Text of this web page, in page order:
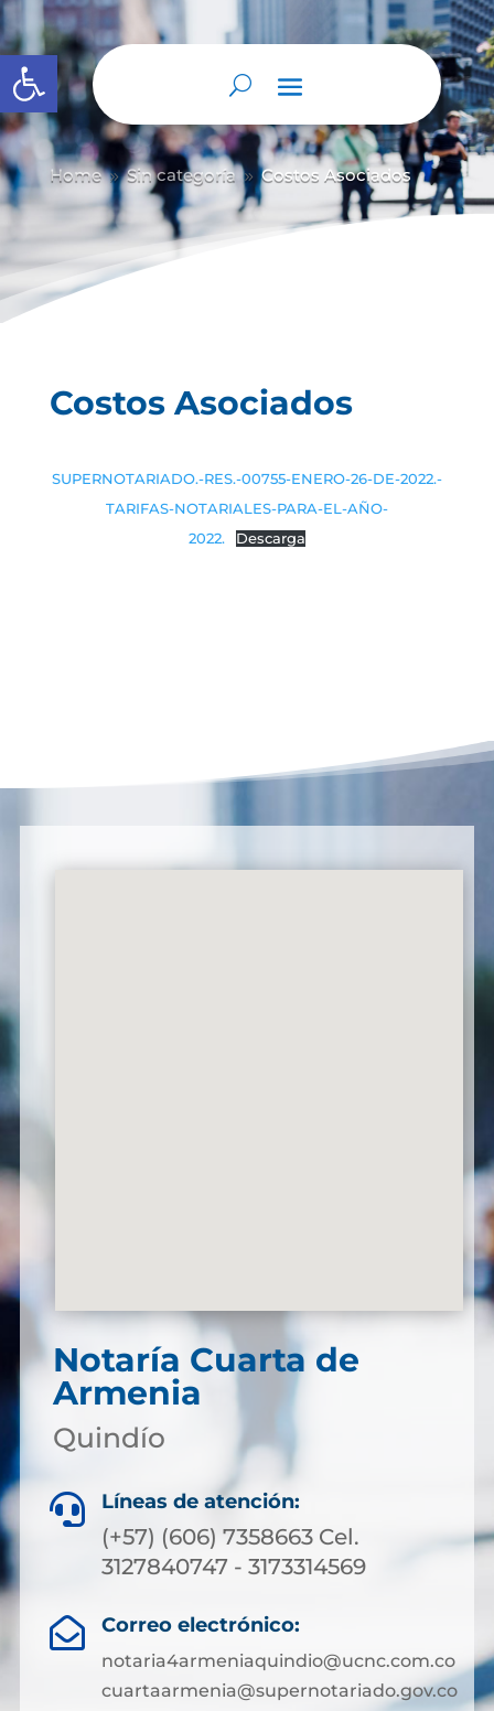
Abrir barra de herramientas
Home 9 Sin categoría 9 Costos Asociados
Costos Asociados
SUPERNOTARIADO.-RES.-00755-ENERO-26-DE-2022.-
TARIFAS-NOTARIALES-PARA-EL-AÑO-
2022.
Descarga
Notaría Cuarta de
Armenia
Quindío
 Líneas de atención:
(+57) (606) 7358663 Cel.
3127840747 - 3173314569
 Correo electrónico:
notaria4armeniaquindio@ucnc.com.co
cuartaarmenia@supernotariado.gov.co